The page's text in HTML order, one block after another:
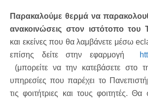
Παρακαλούμε θερμά να
ανακοινώσεις στον ιστότοπο του
και εκείνες που θα λαμβάνετε μέσω
επίσης δείτε στην εφαρμογή
(μπορείτε να την κατεβάσετε στο
υπηρεσίες που παρέχει το
τις φοιτήτριες και τους φοιτητές. Θα